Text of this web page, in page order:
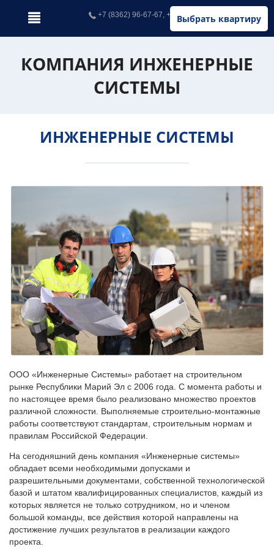
Выбрать квартиру
+7 (8362) 96-67-67, +7 (902) 326-67-67
КОМПАНИЯ ИНЖЕНЕРНЫЕ
СИСТЕМЫ
ИНЖЕНЕРНЫЕ СИСТЕМЫ
ООО «Инженерные Системы» работает на строительном
рынке Республики Марий Эл с 2006 года. С момента работы и
по настоящее время было реализовано множество проектов
различной сложности. Выполняемые строительно-монтажные
работы соответствуют стандартам, строительным нормам и
правилам Российской Федерации.
На сегодняшний день компания «Инженерные системы»
обладает всеми необходимыми допусками и
разрешительными документами, собственной технологической
базой и штатом квалифицированных специалистов, каждый из
которых является не только сотрудником, но и членом
большой команды, все действия которой направлены на
достижение лучших результатов в реализации каждого
проекта.